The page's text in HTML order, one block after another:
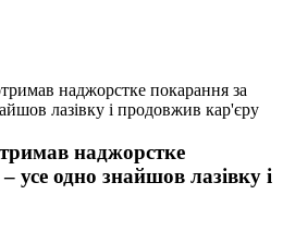
наджорстке покарання за
лазівку і продовжив кар'єру
наджорстке
усе одно знайшов лазівку і